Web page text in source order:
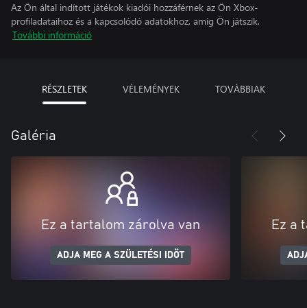
Az Ön által indított játékok kiadói hozzáférnek az Ön Xbox-
profiladataihoz és a kapcsolódó adatokhoz, amíg Ön játszik.
További információ
RÉSZLETEK VÉLEMÉNYEK TOVÁBBIAK
Galéria
Ez a tartalom zárolva van
ADJA MEG A SZÜLETÉSI IDŐT
Ez a